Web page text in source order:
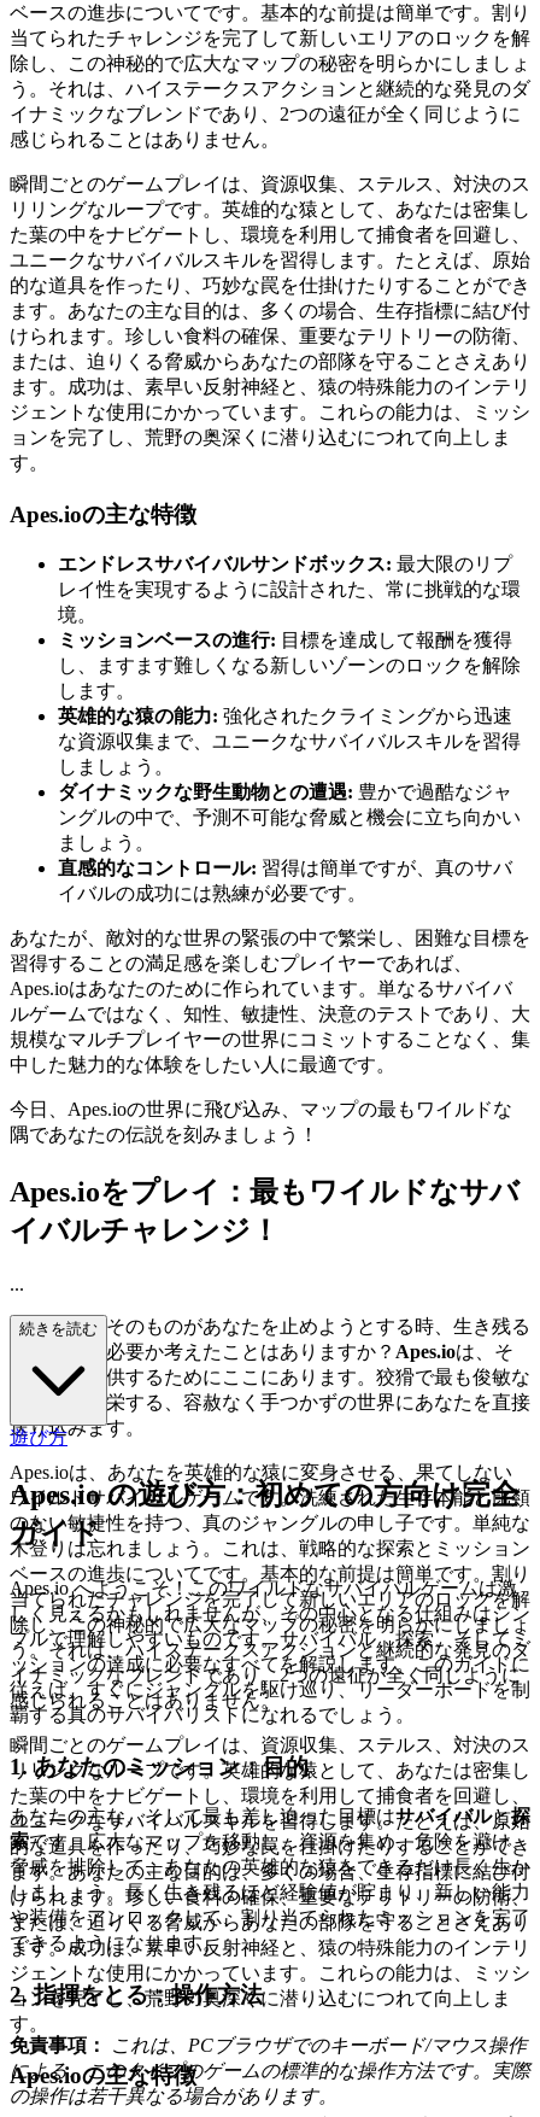
ベースの進歩についてです。基本的な前提は簡単です。割り
当てられたチャレンジを完了して新しいエリアのロックを解
除し、この神秘的で広大なマップの秘密を明らかにしましょ
う。それは、ハイステークスアクションと継続的な発見のダ
イナミックなブレンドであり、2つの遠征が全く同じように
感じられることはありません。
瞬間ごとのゲームプレイは、資源収集、ステルス、対決のス
リリングなループです。英雄的な猿として、あなたは密集し
た葉の中をナビゲートし、環境を利用して捕食者を回避し、
ユニークなサバイバルスキルを習得します。たとえば、原始
的な道具を作ったり、巧妙な罠を仕掛けたりすることができ
ます。あなたの主な目的は、多くの場合、生存指標に結び付
けられます。珍しい食料の確保、重要なテリトリーの防衛、
または、迫りくる脅威からあなたの部隊を守ることさえあり
ます。成功は、素早い反射神経と、猿の特殊能力のインテリ
ジェントな使用にかかっています。これらの能力は、ミッシ
ョンを完了し、荒野の奥深くに潜り込むにつれて向上しま
す。
Apes.ioの主な特徴
エンドレスサバイバルサンドボックス: 最大限のリプ
レイ性を実現するように設計された、常に挑戦的な環
境。
ミッションベースの進行: 目標を達成して報酬を獲得
し、ますます難しくなる新しいゾーンのロックを解除
します。
英雄的な猿の能力: 強化されたクライミングから迅速
な資源収集まで、ユニークなサバイバルスキルを習得
しましょう。
ダイナミックな野生動物との遭遇: 豊かで過酷なジャ
ングルの中で、予測不可能な脅威と機会に立ち向かい
ましょう。
直感的なコントロール: 習得は簡単ですが、真のサバ
イバルの成功には熟練が必要です。
あなたが、敵対的な世界の緊張の中で繁栄し、困難な目標を
習得することの満足感を楽しむプレイヤーであれば、
Apes.ioはあなたのために作られています。単なるサバイバ
ルゲームではなく、知性、敏捷性、決意のテストであり、大
規模なマルチプレイヤーの世界にコミットすることなく、集
中した魅力的な体験をしたい人に最適です。
今日、Apes.ioの世界に飛び込み、マップの最もワイルドな
隅であなたの伝説を刻みましょう！
Apes.ioをプレイ：最もワイルドなサバ
イバルチャレンジ！
...
ジャングルそのものがあなたを止めようとする時、生き残る
ために何が必要か考えたことはありますか？ Apes.ioは、そ
の答えを提供するためにここにあります。狡猾で最も俊敏な
猿だけが繁栄する、容赦なく手つかずの世界にあなたを直接
送り込みます。
Apes.ioは、あなたを英雄的な猿に変身させる、果てしない
ワイルドサバイバルゲームです。洗練された生存本能と比類
のない敏捷性を持つ、真のジャングルの申し子です。単純な
木登りは忘れましょう。これは、戦略的な探索とミッション
ベースの進歩についてです。基本的な前提は簡単です。割り
当てられたチャレンジを完了して新しいエリアのロックを解
除し、この神秘的で広大なマップの秘密を明らかにしましょ
う。それは、ハイステークスアクションと継続的な発見のダ
イナミックなブレンドであり、2つの遠征が全く同じように
感じられることはありません。
瞬間ごとのゲームプレイは、資源収集、ステルス、対決のス
リリングなループです。英雄的な猿として、あなたは密集し
た葉の中をナビゲートし、環境を利用して捕食者を回避し、
ユニークなサバイバルスキルを習得します。たとえば、原始
的な道具を作ったり、巧妙な罠を仕掛けたりすることができ
ます。あなたの主な目的は、多くの場合、生存指標に結び付
けられます。珍しい食料の確保、重要なテリトリーの防衛、
または、迫りくる脅威からあなたの部隊を守ることさえあり
ます。成功は、素早い反射神経と、猿の特殊能力のインテリ
ジェントな使用にかかっています。これらの能力は、ミッシ
ョンを完了し、荒野の奥深くに潜り込むにつれて向上しま
す。
Apes.ioの主な特徴
続きを読む
遊び方
Apes.io の遊び方：初めての方向け完全
ガイド
Apes.io へようこそ！このワイルドなサバイバルゲームは激
しく見えるかもしれませんが、その中心となる仕組みはシン
プルで理解しやすいものです。サバイバル、探索、そしてミ
ッションの達成に必要なすべてを解説します。このガイドに
従えば、すぐにジャングルを駆け巡り、リーダーボードを制
覇する真のサバイバリストになれるでしょう。
1. あなたのミッション：目的
あなたの主な、そして最も差し迫った目標はサバイバルと探
索です。広大なマップを移動し、資源を集め、危険を避け、
脅威を排除して、あなたの英雄的な猿をできるだけ長く生か
しましょう。長く生き残るほど経験値が貯まり、新しい能力
や装備をアンロックして、割り当てられたミッションを完了
できるようになります。
2. 指揮をとる：操作方法
免責事項：
これは、PCブラウザでのキーボード/マウス操作
による、このタイプのゲームの標準的な操作方法です。実際
の操作は若干異なる場合があります。